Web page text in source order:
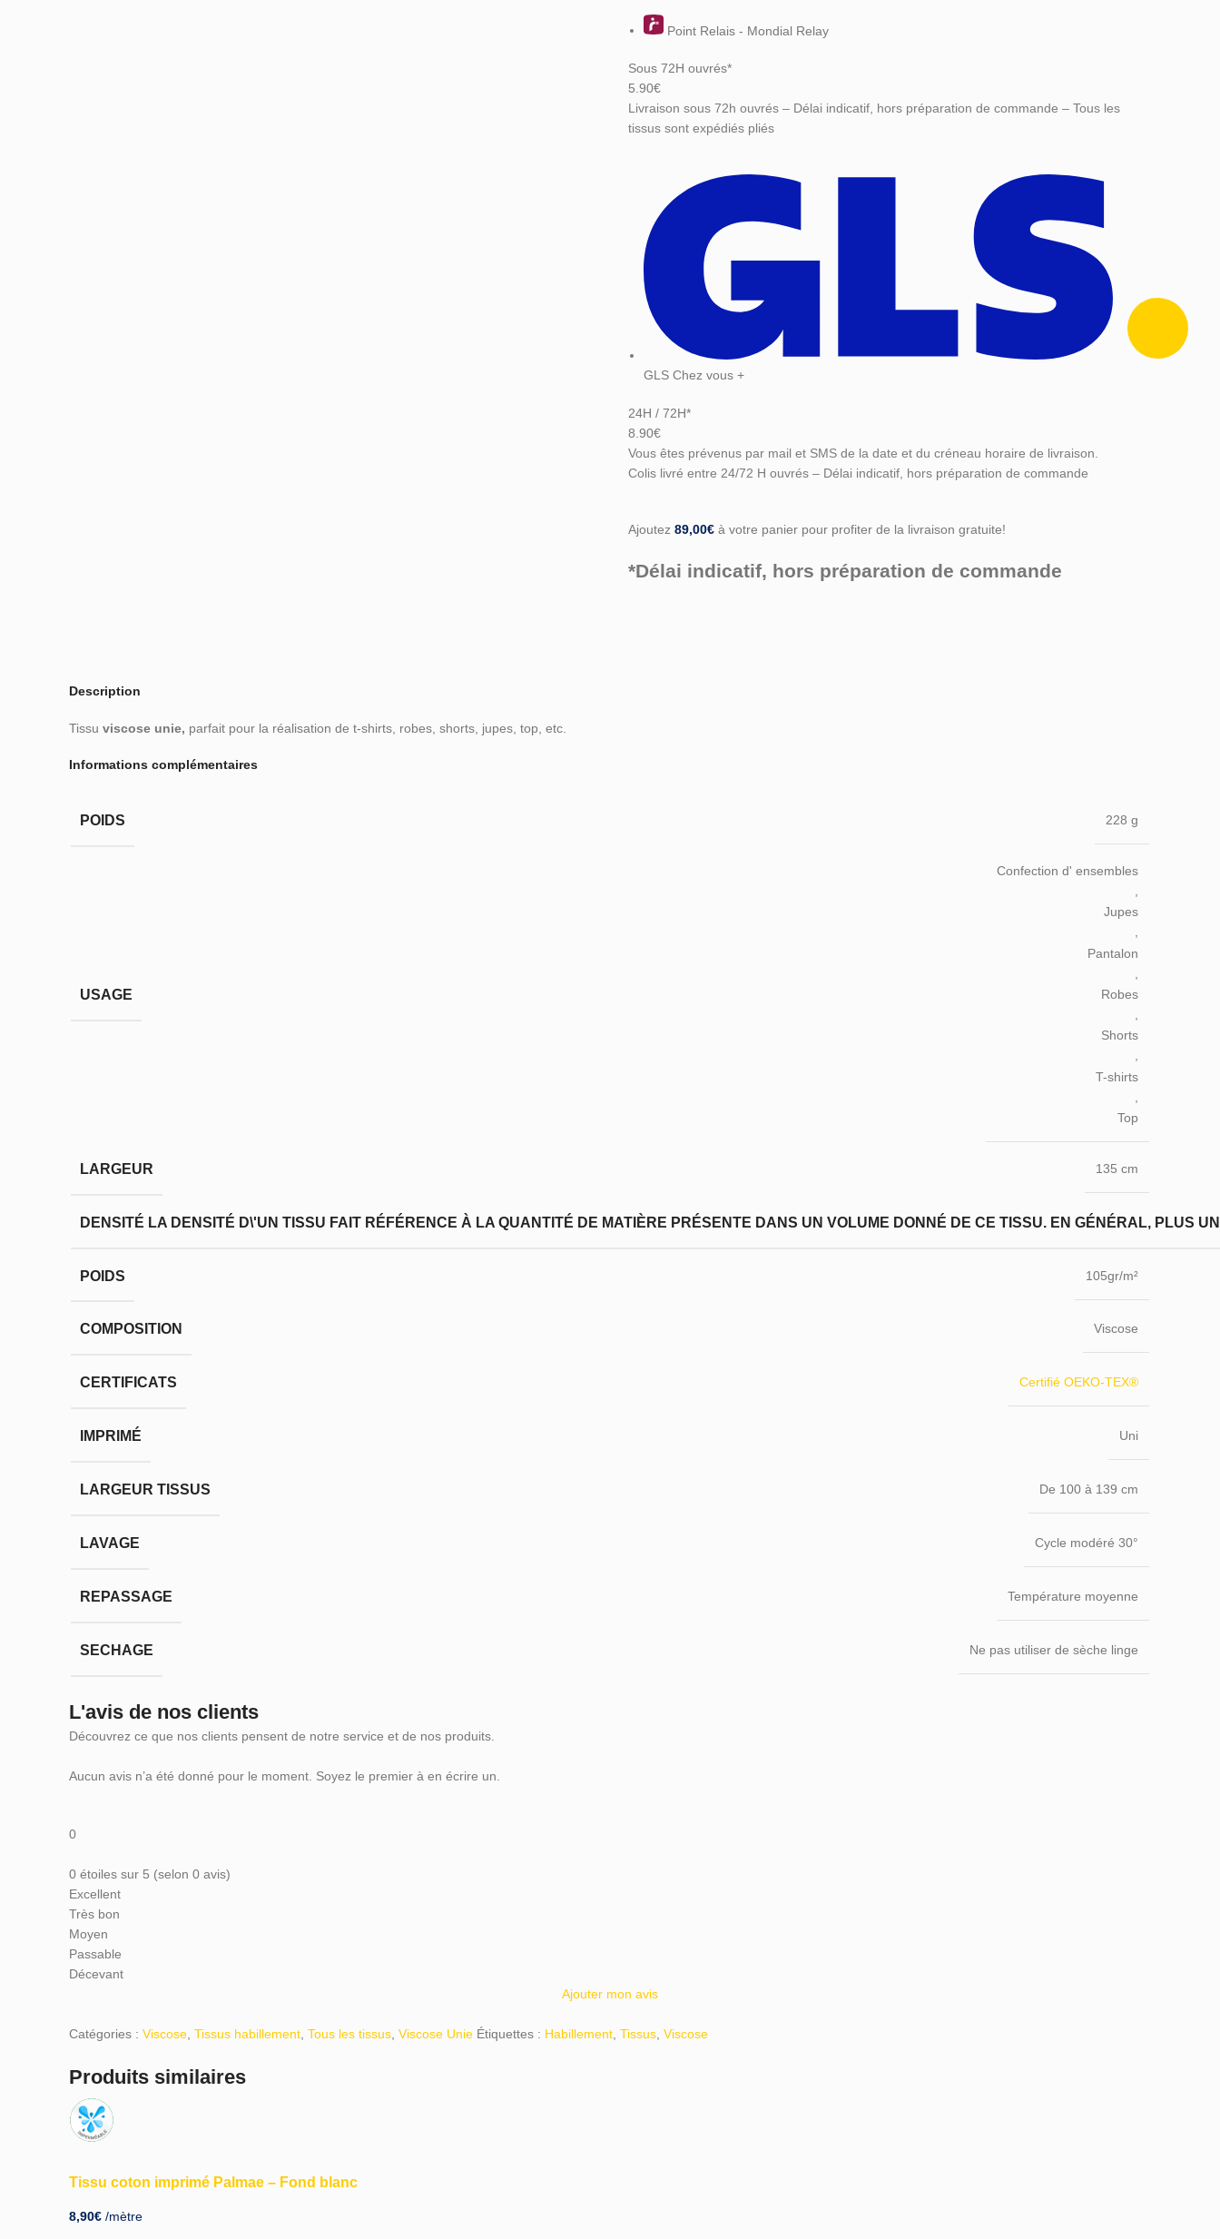
Point Relais - Mondial Relay
Sous 72H ouvrés*
5.90€
Livraison sous 72h ouvrés – Délai indicatif, hors préparation de commande – Tous les
tissus sont expédiés pliés
GLS Chez vous +
24H / 72H*
8.90€
Vous êtes prévenus par mail et SMS de la date et du créneau horaire de livraison.
Colis livré entre 24/72 H ouvrés – Délai indicatif, hors préparation de commande
Ajoutez 89,00€ à votre panier pour profiter de la livraison gratuite!
*Délai indicatif, hors préparation de commande
Description
Tissu viscose unie, parfait pour la réalisation de t-shirts, robes, shorts, jupes, top, etc.
Informations complémentaires
POIDS 228 g
USAGE
Confection d' ensembles
Jupes
,
Pantalon
Robes
Shorts
,
T-shirts
Top
LARGEUR 135 cm
DENSITÉ LA DENSITÉ D\'UN TISSU FAIT RÉFÉRENCE À LA QUANTITÉ DE MATIÈRE PRÉSENTE DANS UN VOLUME DONNÉ DE CE TISSU. EN GÉNÉRAL, PLUS
POIDS 105gr/m²
COMPOSITION Viscose
CERTIFICATS Certifié OEKO-TEX®
IMPRIMÉ Uni
LARGEUR TISSUS De 100 à 139 cm
LAVAGE Cycle modéré 30°
REPASSAGE Température moyenne
SECHAGE Ne pas utiliser de sèche linge
L'avis de nos clients
Découvrez ce que nos clients pensent de notre service et de nos produits.
Aucun avis n’a été donné pour le moment. Soyez le premier à en écrire un.
0
0 étoiles sur 5 (selon 0 avis)
Excellent
Très bon
Moyen
Passable
Décevant
Ajouter mon avis
Catégories : Viscose Tissus habillement Tous les tissus Viscose Unie Étiquettes : Habillement Tissus Viscose
Produits similaires
Tissu coton imprimé Palmae – Fond blanc
8,90€ /mètre